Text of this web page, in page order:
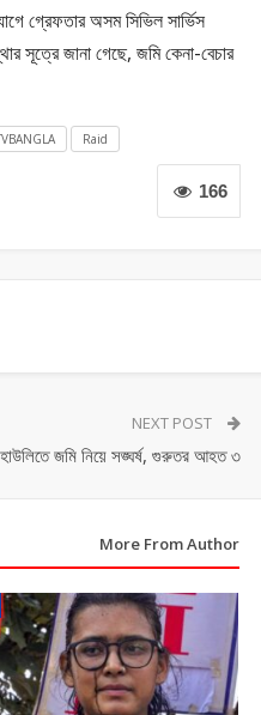
গ্রেফতার অসম সিভিল সার্ভিস
সূত্রে জানা গেছে, জমি কেনা-বেচার
Raid
166
NEXT POST
হাউলিতে জমি নিয়ে সঙ্ঘর্ষ, গুরুতর আহত ৩
More From Author